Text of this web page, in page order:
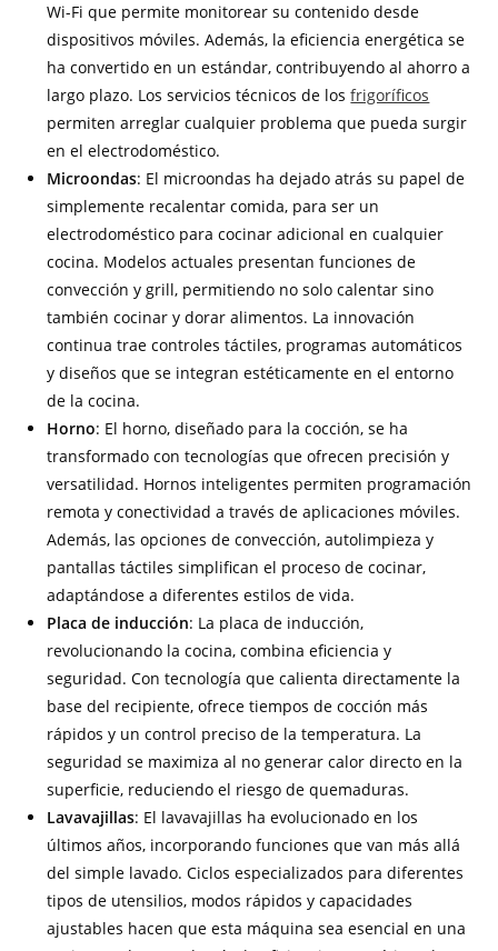
Wi-Fi que permite monitorear su contenido desde
dispositivos móviles. Además, la eficiencia energética se
ha convertido en un estándar, contribuyendo al ahorro a
largo plazo. Los servicios técnicos de losfrigoríficos
permiten arreglar cualquier problema que pueda surgir
en el electrodoméstico.
Microondas: El microondas ha dejado atrás su papel de
simplemente recalentar comida, para ser un
electrodoméstico para cocinar adicional en cualquier
cocina. Modelos actuales presentan funciones de
convección y grill, permitiendo no solo calentar sino
también cocinar y dorar alimentos. La innovación
continua trae controles táctiles, programas automáticos
y diseños que se integran estéticamente en el entorno
de la cocina.
Horno: El horno, diseñado para la cocción, se ha
transformado con tecnologías que ofrecen precisión y
versatilidad. Hornos inteligentes permiten programación
remota y conectividad a través de aplicaciones móviles.
Además, las opciones de convección, autolimpieza y
pantallas táctiles simplifican el proceso de cocinar,
adaptándose a diferentes estilos de vida.
Placa de inducción: La placa de inducción,
revolucionando la cocina, combina eficiencia y
seguridad. Con tecnología que calienta directamente la
base del recipiente, ofrece tiempos de cocción más
rápidos y un control preciso de la temperatura. La
seguridad se maximiza al no generar calor directo en la
superficie, reduciendo el riesgo de quemaduras.
Lavavajillas: El lavavajillas ha evolucionado en los
últimos años, incorporando funciones que van más allá
del simple lavado. Ciclos especializados para diferentes
tipos de utensilios, modos rápidos y capacidades
ajustables hacen que esta máquina sea esencial en una